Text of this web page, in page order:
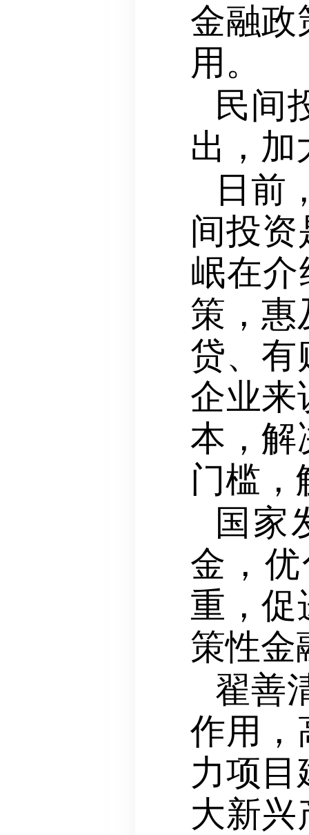
金融政
用。
民间
出，加
日前
间投资
岷在
策，惠
贷、有
企业来
本，解
门槛，
国家
金，
重，促
策性金
翟善
作用，
力项
大新兴